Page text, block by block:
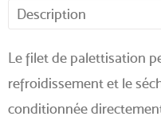
Description
Le filet de palettisation
refroidissement et le
conditionnée